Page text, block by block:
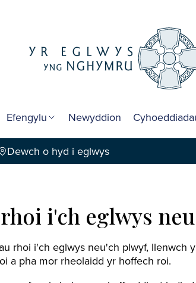
Efengylu Newyddion
Dewch o hyd i eglwys
i'ch eglwys
rhoi i'ch eglwys neu'ch plwyf, llenwch
a pha mor rheolaidd yr hoffech roi.